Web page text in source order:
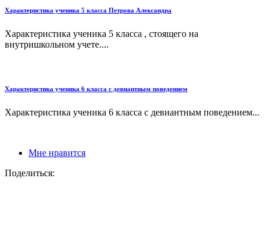
Характеристика ученика 5 класса Петрова Александра
Характеристика ученика 5 класса , стоящего на
внутришкольном учете....
Характеристика ученика 6 класса с девиантным поведением
Характеристика ученика 6 класса с девиантным поведением...
Мне нравится
Поделиться: